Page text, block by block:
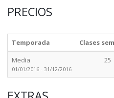
PRECIOS
Temporada Clases
Media
01/01/2016 - 31/12/2016
25